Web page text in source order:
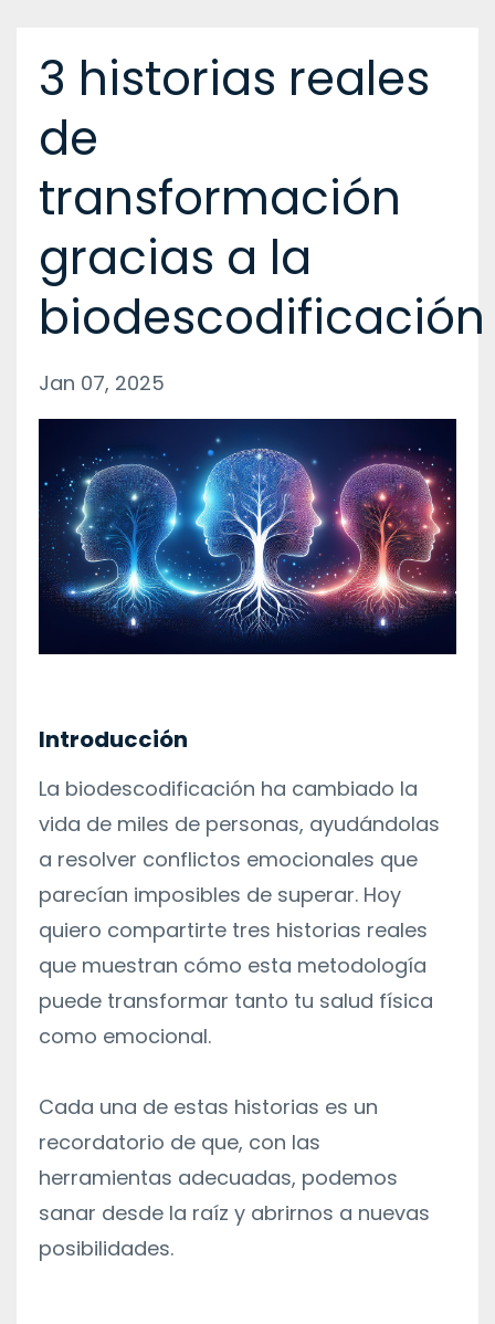
3 historias reales
de
transformación
gracias a la
biodescodificación
Jan 07, 2025
Introducción
La biodescodificación ha cambiado la
vida de miles de personas, ayudándolas
a resolver conflictos emocionales que
parecían imposibles de superar. Hoy
quiero compartirte tres historias reales
que muestran cómo esta metodología
puede transformar tanto tu salud física
como emocional.
Cada una de estas historias es un
recordatorio de que, con las
herramientas adecuadas, podemos
sanar desde la raíz y abrirnos a nuevas
posibilidades.